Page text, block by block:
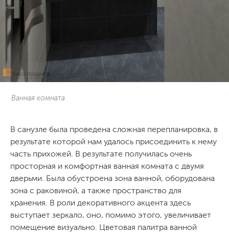
Ванная комната
В санузле была проведена сложная перепланировка, в
результате которой нам удалось присоединить к нему
часть прихожей. В результате получилась очень
просторная и комфортная ванная комната с двумя
дверьми. Была обустроена зона ванной, оборудована
зона с раковиной, а также пространство для
хранения. В роли декоративного акцента здесь
выступает зеркало, оно, помимо этого, увеличивает
помещение визуально. Цветовая палитра ванной